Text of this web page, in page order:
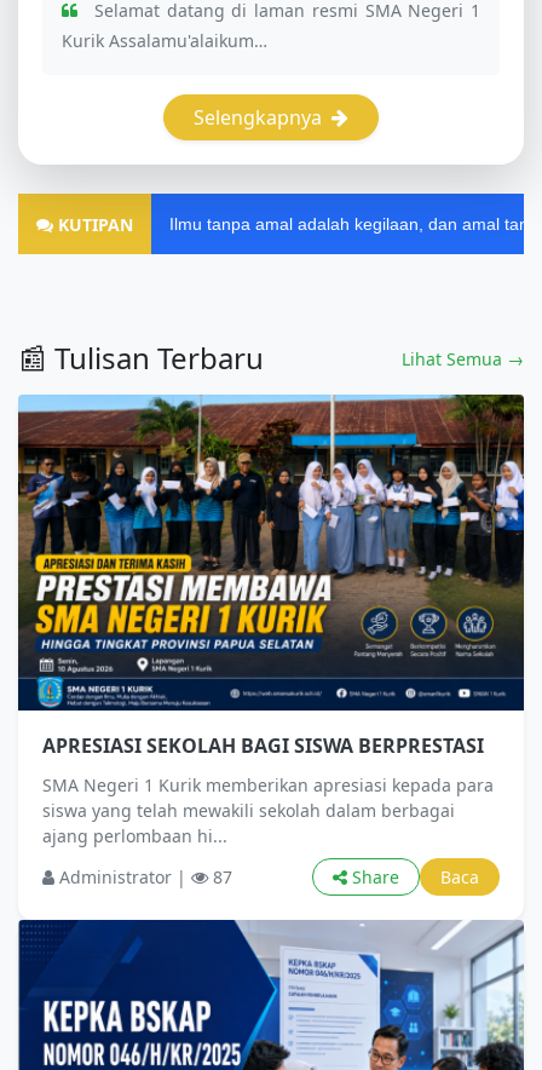
Selamat datang di laman resmi SMA Negeri 1
Kurik Assalamu'alaikum…
Selengkapnya
KUTIPAN
Ilmu tanpa amal adalah kegilaan, dan amal tanpa ilmu
📰 Tulisan Terbaru Lihat Semua →
APRESIASI SEKOLAH BAGI SISWA BERPRESTASI
SMA Negeri 1 Kurik memberikan apresiasi kepada para
siswa yang telah mewakili sekolah dalam berbagai
ajang perlombaan hi...
Administrator |
87 Share Baca